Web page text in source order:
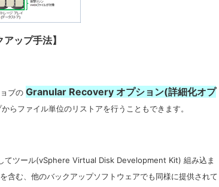
ップ手法】
ブの Granular Recovery オプション(詳細化オプ
らファイル単位のリストアを行うこともできます。
てツール(vSphere Virtual Disk Development Kit) 組み込ま
含む、他のバックアップソフトウェアでも同様に提供されて